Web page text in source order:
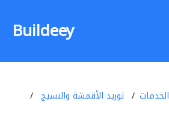
Buildeey
الخدمات
توريد الأقمشة والنسيج